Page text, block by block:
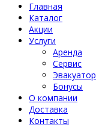
Главная
Каталог
Акции
Услуги
Аренда
Сервис
Эвакуатор
Бонусы
О компании
Доставка
Контакты